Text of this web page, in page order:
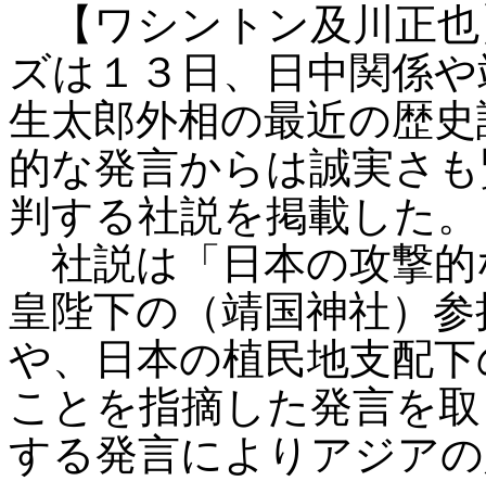
【ワシントン及川正
ズは１３日、日中関係
生太郎外相の最近の歴
的な発言からは誠実さ
判する社説を掲載した。
社説は「日本の攻撃的
皇陛下の（靖国神社）
や、日本の植民地支配
ことを指摘した発言を
する発言によりアジア